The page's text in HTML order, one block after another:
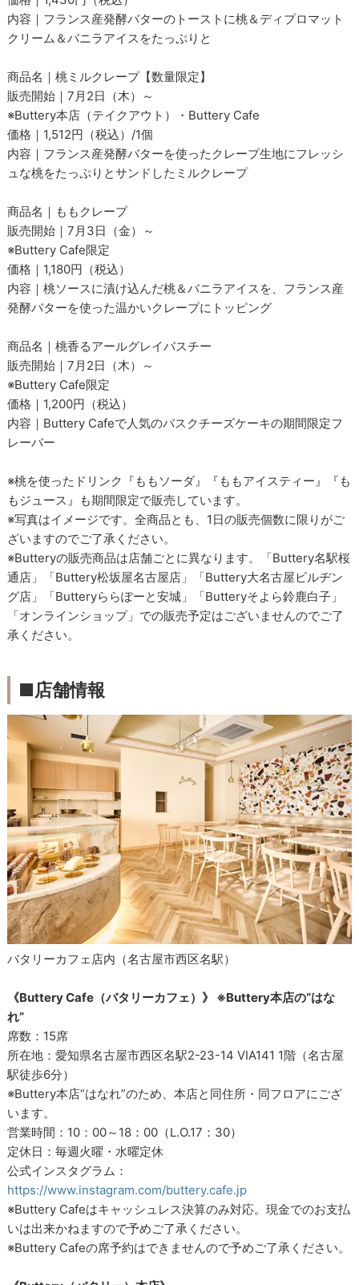
内容｜フランス産発酵バターのトーストに桃＆ディプロマット
クリーム＆バニラアイスをたっぷりと
商品名｜桃ミルクレープ【数量限定】
販売開始｜7月2日（木）～
※Buttery本店（テイクアウト）・Buttery Cafe
価格｜1,512円（税込）/1個
内容｜フランス産発酵バターを使ったクレープ生地にフレッシ
ュな桃をたっぷりとサンドしたミルクレープ
商品名｜ももクレープ
販売開始｜7月3日（金）～
※Buttery Cafe限定
価格｜1,180円（税込）
内容｜桃ソースに漬け込んだ桃＆バニラアイスを、フランス産
発酵バターを使った温かいクレープにトッピング
商品名｜桃香るアールグレイバスチー
販売開始｜7月2日（木）～
※Buttery Cafe限定
価格｜1,200円（税込）
内容｜Buttery Cafeで人気のバスクチーズケーキの期間限定フ
レーバー
※桃を使ったドリンク『ももソーダ』『ももアイスティー』『も
もジュース』も期間限定で販売しています。
※写真はイメージです。全商品とも、1日の販売個数に限りがご
ざいますのでご了承ください。
※Butteryの販売商品は店舗ごとに異なります。「Buttery名駅桜
通店」「Buttery松坂屋名古屋店」「Buttery大名古屋ビルヂン
グ店」「Butteryららぽーと安城」「Butteryそよら鈴鹿白子」
「オンラインショップ」での販売予定はございませんのでご了
承ください。
■店舗情報
バタリーカフェ店内（名古屋市西区名駅）
《Buttery Cafe（バタリーカフェ）》 ※Buttery本店の“はな
れ”
席数：15席
所在地：愛知県名古屋市西区名駅2-23-14 VIA141 1階（名古屋
駅徒歩6分）
※Buttery本店“はなれ”のため、本店と同住所・同フロアにござ
います。
営業時間：10：00～18：00（L.O.17：30）
定休日：毎週火曜・水曜定休
公式インスタグラム：
https://www.instagram.com/buttery.cafe.jp
※Buttery Cafeはキャッシュレス決算のみ対応。現金でのお支払
いは出来かねますので予めご了承ください。
※Buttery Cafeの席予約はできませんので予めご了承ください。